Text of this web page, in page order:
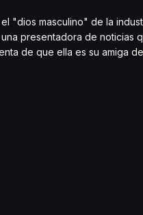
"dios masculino" de la
presentadora de noticias
de que ella es su amiga